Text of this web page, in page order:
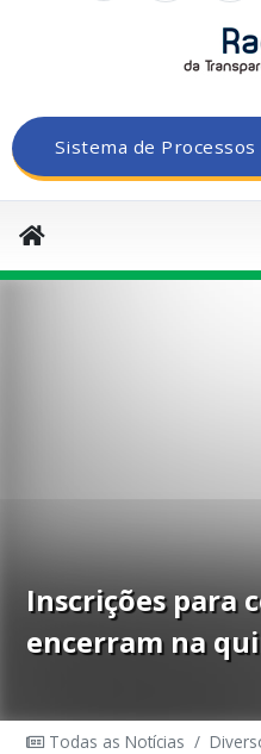
Sistema de
Inscrições para
encerram na
Todas as Notícias /